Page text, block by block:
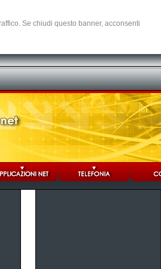
Se chiudi questo banner, acconsenti